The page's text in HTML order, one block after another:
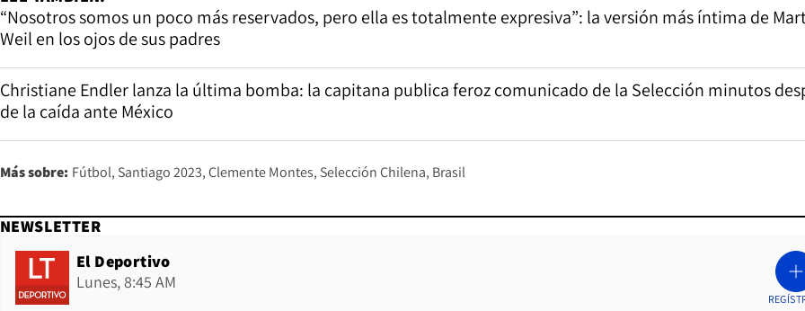
“Nosotros somos un poco más reservados, pero ella es totalmente expresiva”: la versión más íntima de
Weil en los ojos de sus padres
Christiane Endler lanza la última bomba: la capitana publica feroz comunicado de la Selección minutos
de la caída ante México
Más sobre: Fútbol Santiago 2023 Clemente Montes Selección Chilena Brasil
NEWSLETTER
El Deportivo
Lunes, 8:45 AM